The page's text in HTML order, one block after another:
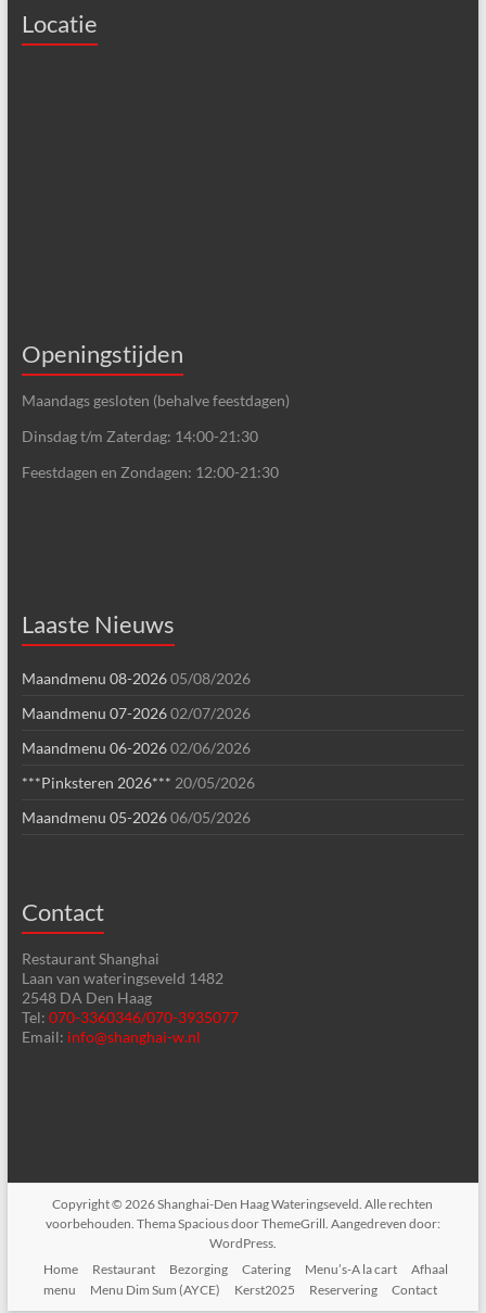
Locatie
Openingstijden
Maandags gesloten (behalve feestdagen)
Dinsdag t/m Zaterdag: 14:00-21:30
Feestdagen en Zondagen: 12:00-21:30
Laaste Nieuws
Maandmenu 08-202605/08/2026
Maandmenu 07-202602/07/2026
Maandmenu 06-202602/06/2026
***Pinksteren 2026*** 20/05/2026
Maandmenu 05-202606/05/2026
Contact
Restaurant Shanghai
Laan van wateringseveld 1482
2548 DA Den Haag
Tel: 070-3360346/070-3935077
Email: info@shanghai-w.nl
Copyright © 2026Shanghai-Den Haag Wateringseveld . Alle rechten
voorbehouden. ThemaSpaciousdoor ThemeGrill. Aangedreven door:
WordPress.
Home
Restaurant Bezorging Catering Menu’s-A la cart
Afhaal
menu
Menu Dim Sum (AYCE) Kerst2025 Reservering Contact